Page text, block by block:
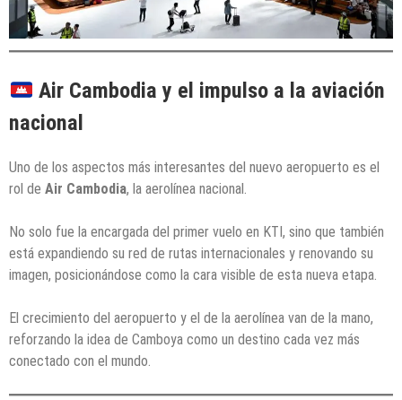
Air Cambodia y el impulso a la aviación
nacional
Uno de los aspectos más interesantes del nuevo aeropuerto es el
rol de Air Cambodia, la aerolínea nacional.
No solo fue la encargada del primer vuelo en KTI, sino que también
está expandiendo su red de rutas internacionales y renovando su
imagen, posicionándose como la cara visible de esta nueva etapa.
El crecimiento del aeropuerto y el de la aerolínea van de la mano,
reforzando la idea de Camboya como un destino cada vez más
conectado con el mundo.